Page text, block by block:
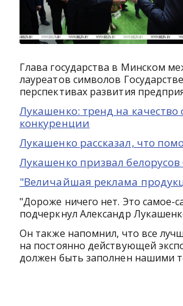
Глава государства в Минском
лауреатов символов
перспективах развития
Лукашенко: тренд на
конкуренции
Лукашенко рассказал, что
Лукашенко призвал
"Величайшая реклама
"Дороже ничего нет. Это самое-
подчеркнул Александр
Он также напомнил, что все
на постоянно действующей
должен быть заполнен нашими